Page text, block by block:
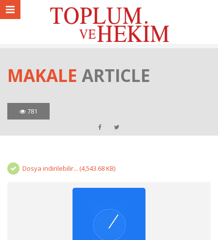
MAKALE ARTICLE
781
Dosya indirilebilir... (4,543.68 KB)